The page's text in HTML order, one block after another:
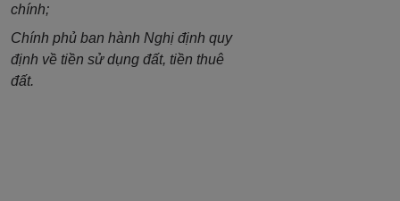
chính;
Chính phủ ban hành Nghị định quy
định về tiền sử dụng đất, tiền thuê
đất.